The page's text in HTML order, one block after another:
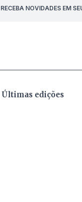
RECEBA NOVIDADES EM
Últimas edições